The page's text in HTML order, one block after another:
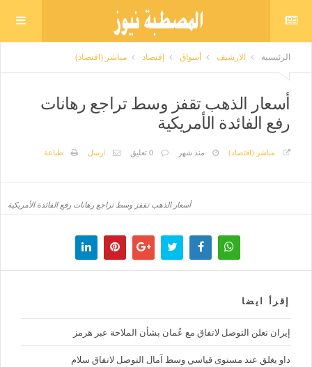
الرئيسية الارشيف أسواق إقتصاد مباشر (اقتصاد)
أسعار الذهب تقفز وسط تراجع رهانات
رفع الفائدة الأمريكية
مباشر (اقتصاد) منذ شهر 0 تعليق ارسل طباعة
أسعار الذهب تقفز وسط تراجع رهانات رفع الفائدة الأمريكية
إقرأ ايضا
إيران تعلن التوصل لاتفاق مع عُمان بشأن الملاحة عبر هرمز
داو يغلق عند مستوى قياسي وسط آمال التوصل لاتفاق سلام